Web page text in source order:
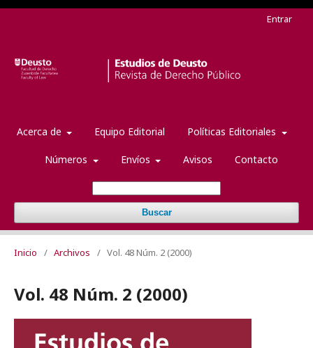
Acerca de Equipo Editorial Políticas Editoriales
Números Envíos Avisos Contacto
Buscar
Entrar
Inicio / Archivos / Vol. 48 Núm. 2 (2000)
Vol. 48 Núm. 2 (2000)